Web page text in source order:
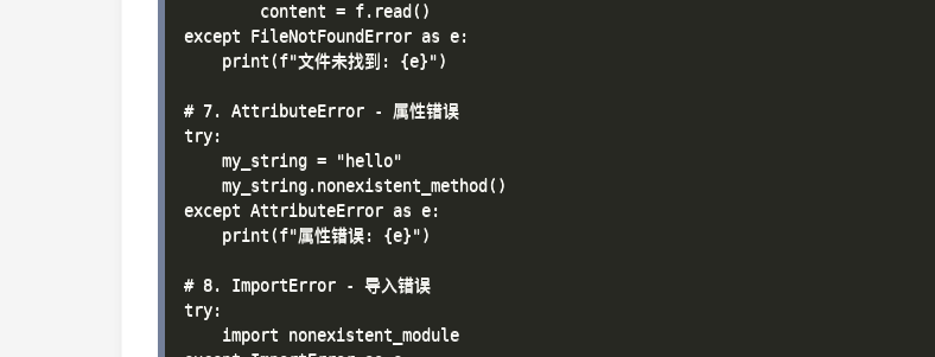
        content = f.read()
except FileNotFoundError as e:
    print(f"文件未找到: {e}")
# 7. AttributeError - 属性错误
try:
    my_string = "hello"
    my_string.nonexistent_method()
except AttributeError as e:
    print(f"属性错误: {e}")
# 8. ImportError - 导入错误
try:
    import nonexistent_module